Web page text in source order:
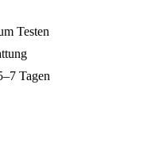
Testen
Tagen